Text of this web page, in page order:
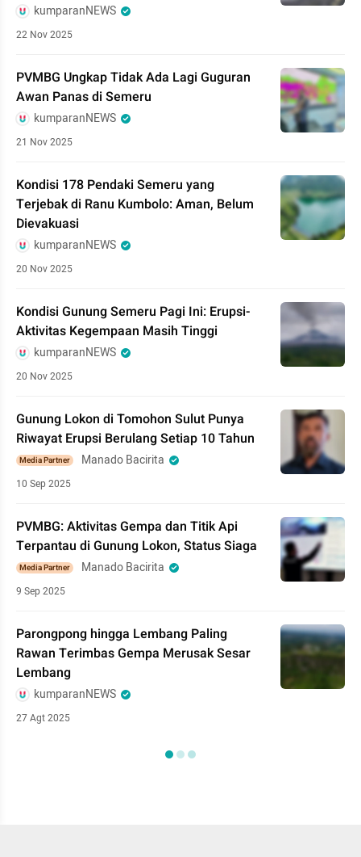
kumparanNEWS
22 Nov 2025
PVMBG Ungkap Tidak Ada Lagi Guguran
Awan Panas di Semeru
kumparanNEWS
21 Nov 2025
Kondisi 178 Pendaki Semeru yang
Terjebak di Ranu Kumbolo: Aman, Belum
Dievakuasi
kumparanNEWS
20 Nov 2025
Kondisi Gunung Semeru Pagi Ini: Erupsi-
Aktivitas Kegempaan Masih Tinggi
kumparanNEWS
20 Nov 2025
Gunung Lokon di Tomohon Sulut Punya
Riwayat Erupsi Berulang Setiap 10 Tahun
Media Partner Manado Bacirita
10 Sep 2025
PVMBG: Aktivitas Gempa dan Titik Api
Terpantau di Gunung Lokon, Status Siaga
Media Partner Manado Bacirita
9 Sep 2025
Parongpong hingga Lembang Paling
Rawan Terimbas Gempa Merusak Sesar
Lembang
kumparanNEWS
27 Agt 2025